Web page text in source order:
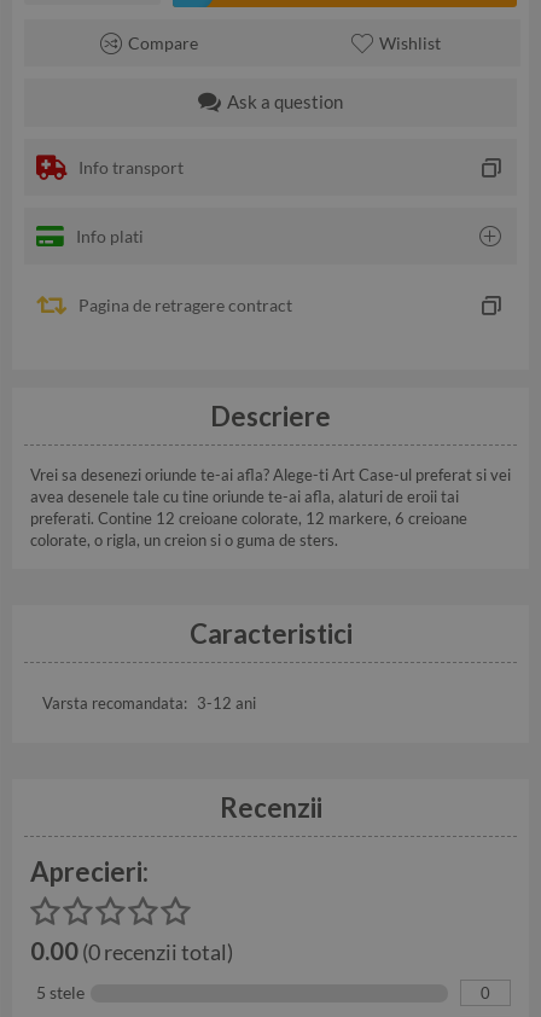
Compare Wishlist
Ask a question
Info transport
Info plati
Pagina de retragere contract
Descriere
Vrei sa desenezi oriunde te-ai afla? Alege-ti Art Case-ul preferat si vei
avea desenele tale cu tine oriunde te-ai afla, alaturi de eroii tai
preferati. Contine 12 creioane colorate, 12 markere, 6 creioane
colorate, o rigla, un creion si o guma de sters.
Caracteristici
Varsta recomandata: 3-12 ani
Recenzii
Aprecieri:
0.00(0 recenzii total)
5 stele 0